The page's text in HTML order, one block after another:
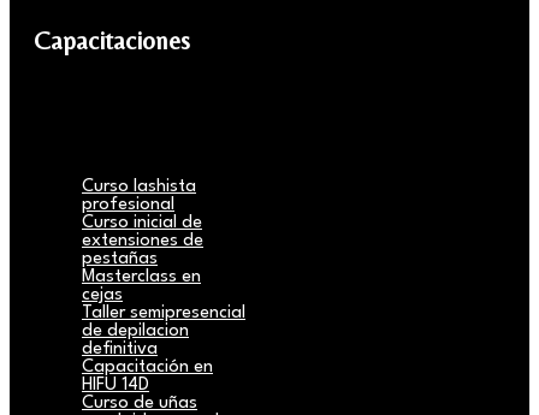
Capacitaciones
Curso lashista
profesional
Curso inicial de
extensiones de
pestañas
Masterclass en
cejas
Taller semipresencial
de depilacion
definitiva
Capacitación en
HIFU 14D
Curso de uñas